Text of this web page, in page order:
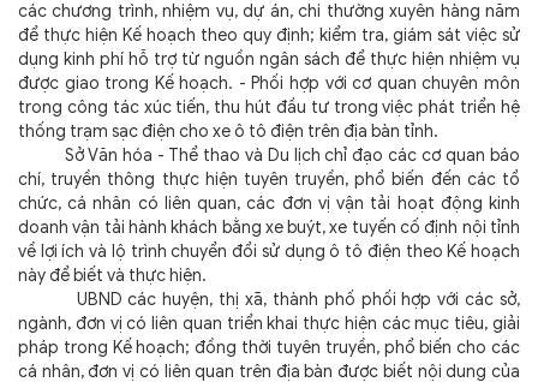
các chương trình, nhiệm vụ, dự án, chi thường xuyên hàng năm
để thực hiện Kế hoạch theo quy định; kiểm tra, giám sát việc sử
dụng kinh phí hỗ trợ từ nguồn ngân sách để thực hiện nhiệm vụ
được giao trong Kế hoạch. - Phối hợp với cơ quan chuyên môn
trong công tác xúc tiến, thu hút đầu tư trong việc phát triển hệ
thống trạm sạc điện cho xe ô tô điện trên địa bàn tỉnh.
Sở Văn hóa - Thể thao và Du lịch chỉ đạo các cơ quan báo
chí, truyền thông thực hiện tuyên truyền, phổ biến đến các tổ
chức, cá nhân có liên quan, các đơn vị vận tải hoạt động kinh
doanh vận tải hành khách bằng xe buýt, xe tuyến cố định nội tỉnh
về lợi ích và lộ trình chuyển đổi sử dụng ô tô điện theo Kế hoạch
này để biết và thực hiện.
UBND các huyện, thị xã, thành phố phối hợp với các sở,
ngành, đơn vị có liên quan triển khai thực hiện các mục tiêu, giải
pháp trong Kế hoạch; đồng thời tuyên truyền, phổ biến cho các
cá nhân, đơn vị có liên quan trên địa bàn được biết nội dung của